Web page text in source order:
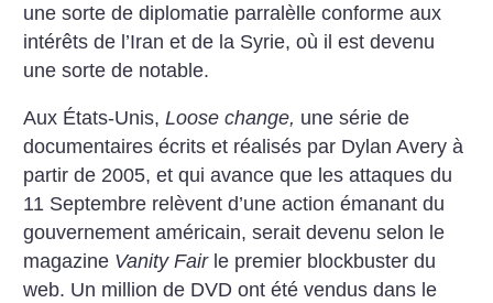
une sorte de diplomatie parralèlle conforme aux
intérêts de l’Iran et de la Syrie, où il est devenu
une sorte de notable.
Aux États-Unis,Loose change, une série de
documentaires écrits et réalisés par Dylan Avery à
partir de 2005, et qui avance que les attaques du
11 Septembre relèvent d’une action émanant du
gouvernement américain, serait devenu selon le
magazine Vanity Fairle premier blockbuster du
web. Un million de DVD ont été vendus dans le